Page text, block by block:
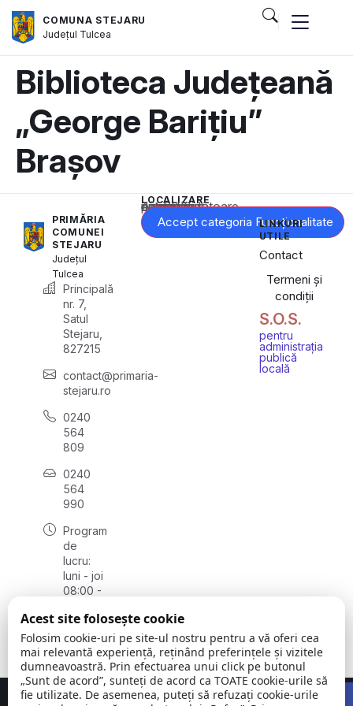
COMUNA STEJARU
Județul Tulcea
Biblioteca Județeană
„George Barițiu”
Brașov
PRIMĂRIA
COMUNEI
STEJARU
Județul
Tulcea
Principală
nr. 7,
Satul
Stejaru,
827215
contact@primaria-
stejaru.ro
0240
564
809
0240
564
990
Program
de
lucru:
luni - joi
08:00 -
vineri
08:00 -
14:00
LOCALIZARE
Acest conținut este blocat până când acceptați categoria corespunzătoare de cookie-uri.
Accept categoria Funcționalitate
LINKURI
UTILE
Contact
Termeni și
condiții
S.O.S.
pentru
administrația
publică
locală
Acest site folosește cookie
Folosim cookie-uri pe site-ul nostru pentru a vă oferi cea
mai relevantă experiență, reținând preferințele și vizitele
dumneavoastră. Prin efectuarea unui click pe butonul
„Sunt de acord”, sunteți de acord ca TOATE cookie-urile să
fie utilizate. De asemenea, puteți să refuzați cookie-urile